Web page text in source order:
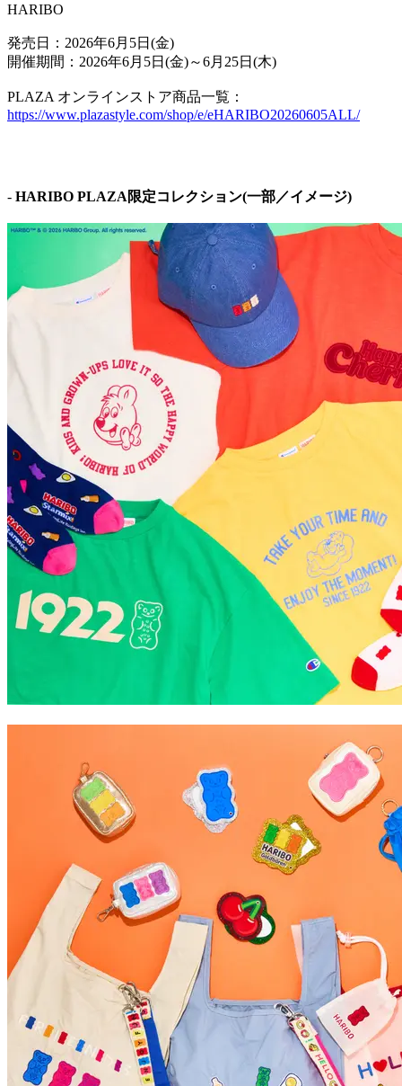
HARIBO
発売日：2026年6月5日(金)
開催期間：2026年6月5日(金)～6月25日(木)
PLAZA オンラインストア商品一覧：
https://www.plazastyle.com/shop/e/eHARIBO20260605ALL/
- HARIBO PLAZA限定コレクション(一部／イメージ)